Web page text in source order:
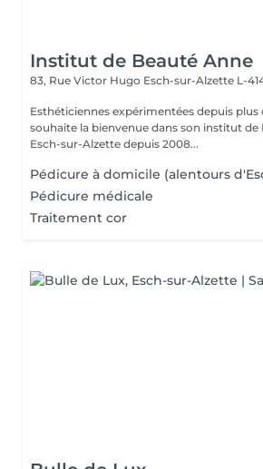
Institut de Beauté Anne
83, Rue Victor Hugo Esch-sur-Alzette L-
Esthéticiennes expérimentées depuis plus
souhaite la bienvenue dans son institut de
Esch-sur-Alzette depuis 2008...
Pédicure à domicile (alentours
Pédicure médicale
Traitement cor